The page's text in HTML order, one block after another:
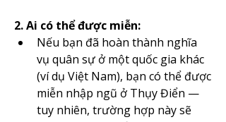
2. Ai có thể được miễn:
Nếu bạn đã hoàn thành nghĩa
vụ quân sự ở một quốc gia khác
(ví dụ Việt Nam), bạn có thể được
miễn nhập ngũ ở Thụy Điển —
tuy nhiên, trường hợp này sẽ